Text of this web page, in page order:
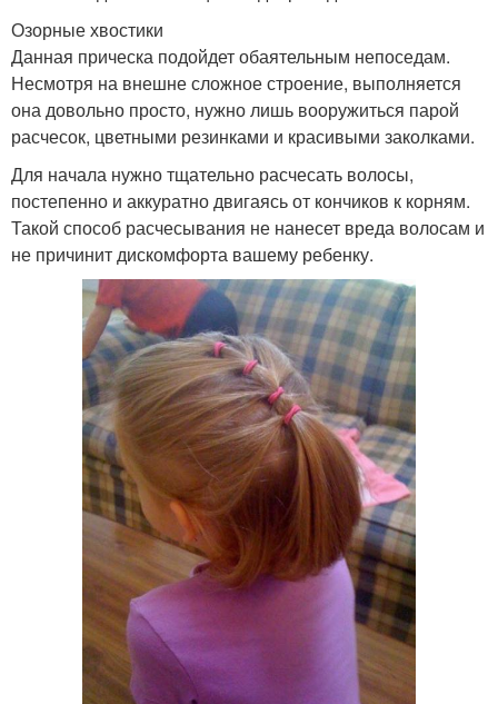
Озорные хвостики
Данная прическа подойдет обаятельным непоседам.
Несмотря на внешне сложное строение, выполняется
она довольно просто, нужно лишь вооружиться парой
расчесок, цветными резинками и красивыми заколками.
Для начала нужно тщательно расчесать волосы,
постепенно и аккуратно двигаясь от кончиков к корням.
Такой способ расчесывания не нанесет вреда волосам и
не причинит дискомфорта вашему ребенку.